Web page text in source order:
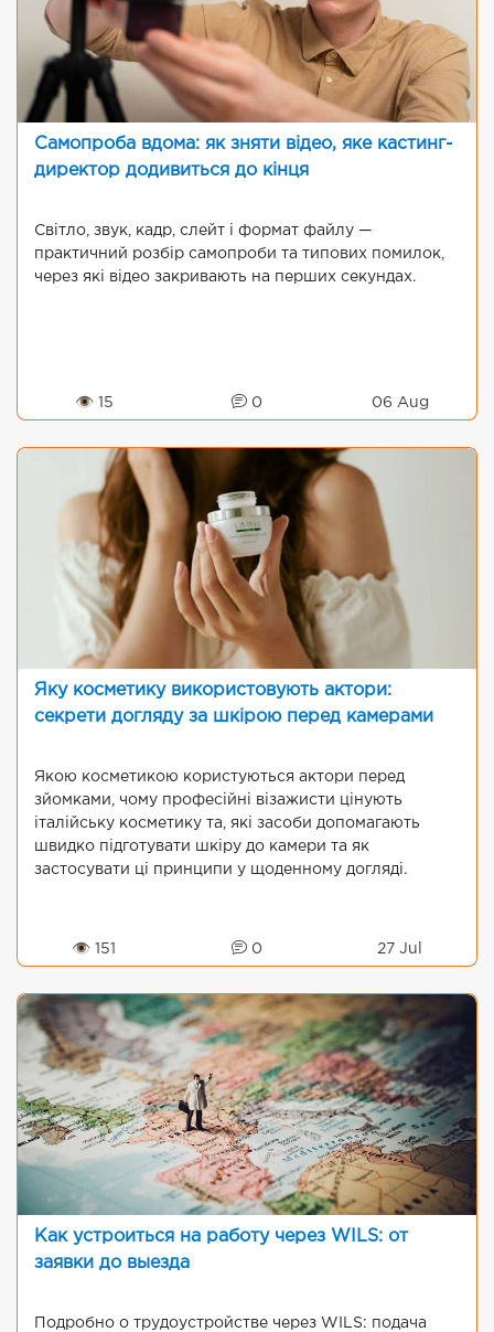
Самопроба вдома: як зняти відео, яке кастинг-
директор додивиться до кінця
Світло, звук, кадр, слейт і формат файлу —
практичний розбір самопроби та типових помилок,
через які відео закривають на перших секундах.
👁 15 0 06 Aug
Яку косметику використовують актори:
секрети догляду за шкірою перед камерами
Якою косметикою користуються актори перед
зйомками, чому професійні візажисти цінують
італійську косметику та, які засоби допомагають
швидко підготувати шкіру до камери та як
застосувати ці принципи у щоденному догляді.
👁 151 0 27 Jul
Как устроиться на работу через WILS: от
заявки до выезда
Подробно о трудоустройстве через WILS: подача